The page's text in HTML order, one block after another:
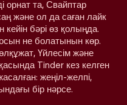
орнат та, Свайптар
және ол да саған лайк
бәрі өз қолыңда.
не болатынын көр.
Үйлесім және
Tinder кез келген
жеңіл-желпі,
бір нәрсе.